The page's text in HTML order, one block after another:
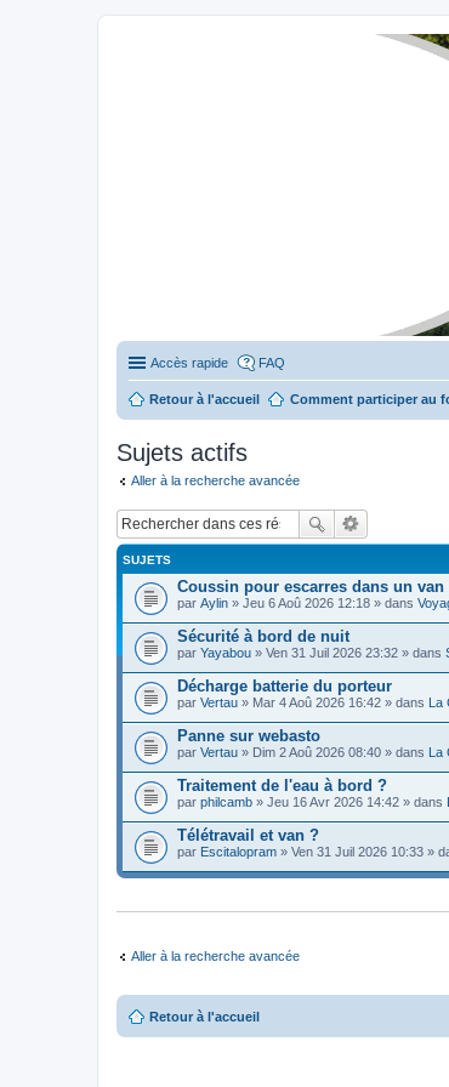
Stylevan - Vans
Accès rapide FAQ
Retour à l'accueil Comment participer au
Sujets actifs
Aller à la recherche avancée
SUJETS
Coussin pour escarres dans un
par Aylin » Jeu 6 Aoû 2026 12:18 » dans
Sécurité à bord de nuit
par Yayabou » Ven 31 Juil 2026 23:32 » dans
Décharge batterie du porteur
par Vertau » Mar 4 Aoû 2026 16:42 » dans La
Panne sur webasto
par Vertau » Dim 2 Aoû 2026 08:40 » dans La
Traitement de l'eau à bord ?
par philcamb » Jeu 16 Avr 2026 14:42 » dans
Télétravail et van ?
par Escitalopram » Ven 31 Juil 2026 10:33 »
Aller à la recherche avancée
Retour à l'accueil